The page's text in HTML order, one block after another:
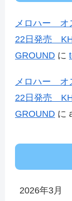
メロハー オ
22日発売
GROUND に
メロハー オ
22日発売
GROUND に
2026年3月